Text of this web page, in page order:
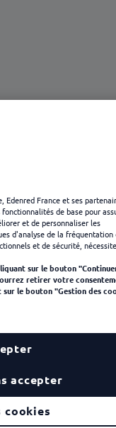
ont été
a pu et peut
Edenred France et ses
de base pour
et de personnaliser les
d'analyse de la fréquentation
et de sécurité,
sur le bouton
retirer votre
le bouton "Gestion des
cookies
accepter